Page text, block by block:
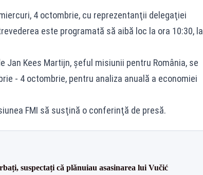
4 octombrie, cu reprezentanţii delegaţiei
este programată să aibă loc la ora 10:30, la
Jan Kees Martijn, şeful misiunii pentru România, se
- 4 octombrie, pentru analiza anuală a economiei
FMI să susţină o conferinţă de presă.
suspectați că plănuiau asasinarea lui Vučić